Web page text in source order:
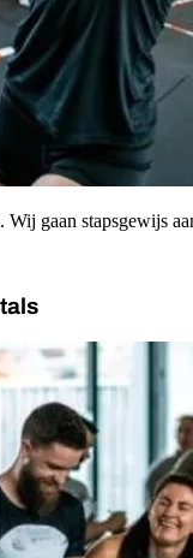
gaan stapsgewijs